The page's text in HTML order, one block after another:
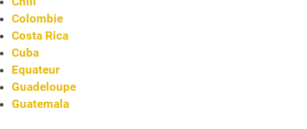
Colombie
Costa Rica
Cuba
Equateur
Guadeloupe
Guatemala